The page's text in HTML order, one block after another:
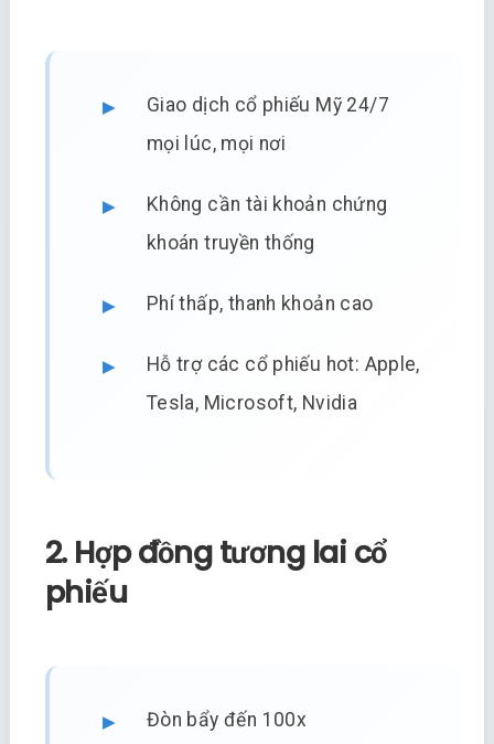
Giao dịch cổ phiếu Mỹ 24/7
mọi lúc, mọi nơi
Không cần tài khoản chứng
khoán truyền thống
Phí thấp, thanh khoản cao
Hỗ trợ các cổ phiếu hot: Apple,
Tesla, Microsoft, Nvidia
2. Hợp đồng tương lai cổ
phiếu
Đòn bẩy đến 100x